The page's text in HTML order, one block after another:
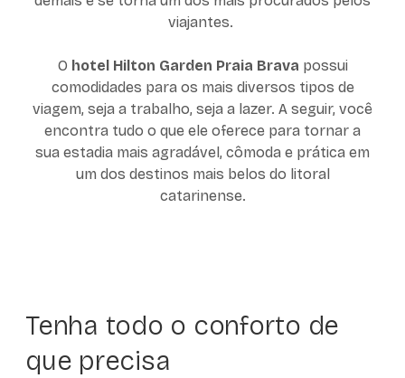
viajantes.
O hotel Hilton Garden Praia Brava possui
comodidades para os mais diversos tipos de
viagem, seja a trabalho, seja a lazer. A seguir, você
encontra tudo o que ele oferece para tornar a
sua estadia mais agradável, cômoda e prática em
um dos destinos mais belos do litoral
catarinense.
Tenha todo o conforto de
que precisa